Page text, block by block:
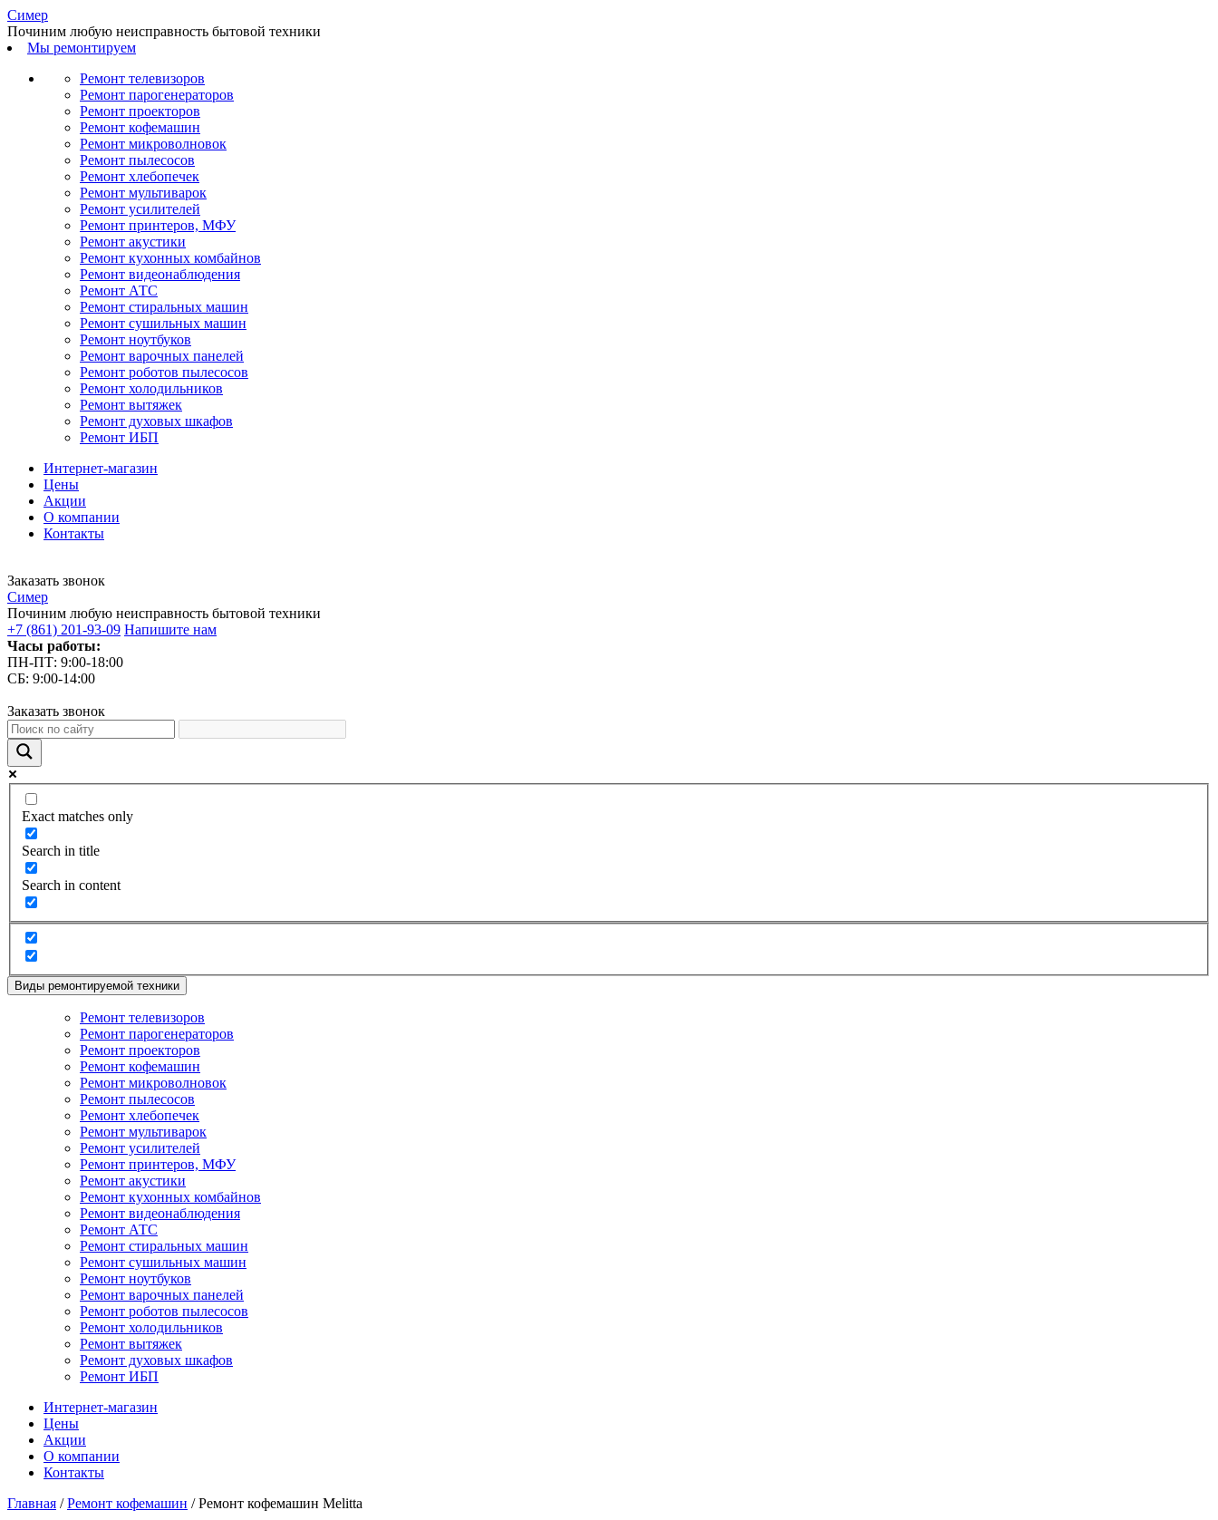
Симер
Починим любую неисправность бытовой техники
Мы ремонтируем
Ремонт телевизоров
Ремонт парогенераторов
Ремонт проекторов
Ремонт кофемашин
Ремонт микроволновок
Ремонт пылесосов
Ремонт хлебопечек
Ремонт мультиварок
Ремонт усилителей
Ремонт принтеров, МФУ
Ремонт акустики
Ремонт кухонных комбайнов
Ремонт видеонаблюдения
Ремонт АТС
Ремонт стиральных машин
Ремонт сушильных машин
Ремонт ноутбуков
Ремонт варочных панелей
Ремонт роботов пылесосов
Ремонт холодильников
Ремонт вытяжек
Ремонт духовых шкафов
Ремонт ИБП
Интернет-магазин
Цены
Акции
О компании
Контакты
Заказать звонок
Симер
Починим любую неисправность бытовой техники
+7 (861) 201-93-09 Напишите нам
Часы работы:
ПН-ПТ: 9:00-18:00
СБ: 9:00-14:00
Заказать звонок
Exact matches only
Search in title
Search in content
Виды ремонтируемой техники
Ремонт телевизоров
Ремонт парогенераторов
Ремонт проекторов
Ремонт кофемашин
Ремонт микроволновок
Ремонт пылесосов
Ремонт хлебопечек
Ремонт мультиварок
Ремонт усилителей
Ремонт принтеров, МФУ
Ремонт акустики
Ремонт кухонных комбайнов
Ремонт видеонаблюдения
Ремонт АТС
Ремонт стиральных машин
Ремонт сушильных машин
Ремонт ноутбуков
Ремонт варочных панелей
Ремонт роботов пылесосов
Ремонт холодильников
Ремонт вытяжек
Ремонт духовых шкафов
Ремонт ИБП
Интернет-магазин
Цены
Акции
О компании
Контакты
Главная /Ремонт кофемашин /Ремонт кофемашин Melitta